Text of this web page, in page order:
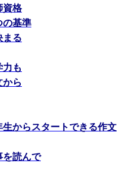
資格
の基準
る
も
ら
からスタートできる作文
読んで